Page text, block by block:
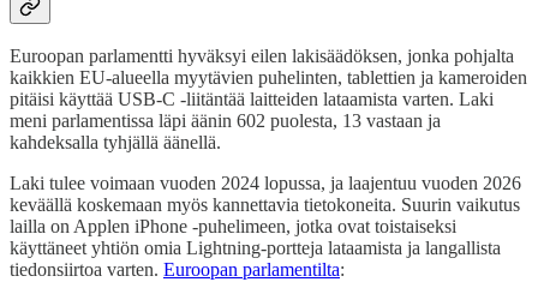
Euroopan parlamentti hyväksyi eilen lakisäädöksen, jonka pohjalta
kaikkien EU-alueella myytävien puhelinten, tablettien ja kameroiden
pitäisi käyttää USB-C -liitäntää laitteiden lataamista varten. Laki
meni parlamentissa läpi äänin 602 puolesta, 13 vastaan ja
kahdeksalla tyhjällä äänellä.
Laki tulee voimaan vuoden 2024 lopussa, ja laajentuu vuoden 2026
keväällä koskemaan myös kannettavia tietokoneita. Suurin vaikutus
lailla on Applen iPhone -puhelimeen, jotka ovat toistaiseksi
käyttäneet yhtiön omia Lightning-portteja lataamista ja langallista
tiedonsiirtoa varten. Euroopan parlamentilta: